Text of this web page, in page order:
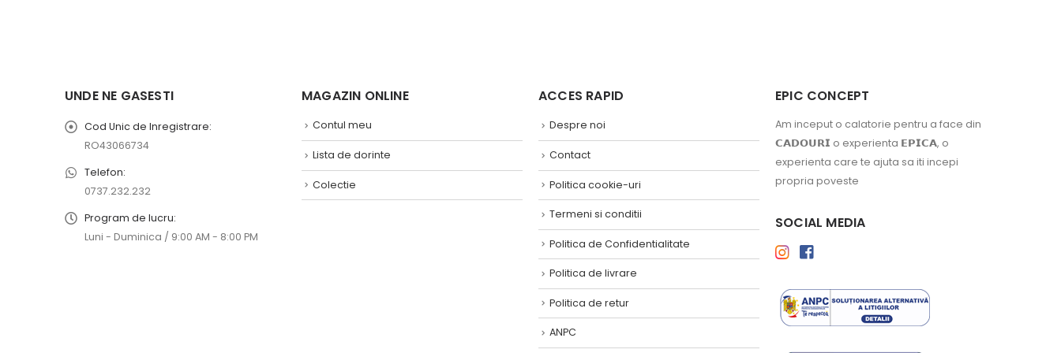
UNDE NE GASESTI
Cod Unic de Inregistrare:
RO43066734
Telefon:
0737.232.232
Program de lucru:
Luni - Duminica / 9:00 AM - 8:00 PM
MAGAZIN ONLINE ​
Contul meu
Lista de dorinte
Colectie
ACCES RAPID
Despre noi
Contact
Politica cookie-uri
Termeni si conditii
Politica de Confidentialitate
Politica de livrare
Politica de retur
ANPC
EPIC CONCEPT
Am inceput o calatorie pentru a face din
𝗖𝗔𝗗𝗢𝗨𝗥𝗜 o experienta 𝗘𝗣𝗜𝗖𝗔, o
experienta care te ajuta sa iti incepi
propria poveste
SOCIAL MEDIA